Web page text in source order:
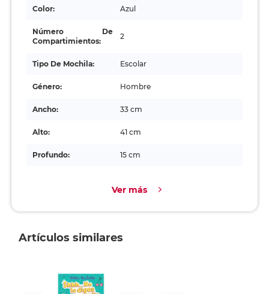
Color: Azul
Número De
Compartimientos:
2
Tipo De Mochila: Escolar
Género: Hombre
Ancho: 33 cm
Alto: 41 cm
Profundo: 15 cm
Ver más
Artículos similares